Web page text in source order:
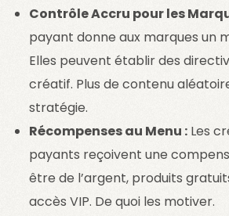
Contrôle Accru pour les
payant donne aux marques un
Elles peuvent établir des
créatif. Plus de contenu
stratégie.
Récompenses au Menu : Les
payants reçoivent une
être de l’argent, produits
accès VIP. De quoi les motiver.